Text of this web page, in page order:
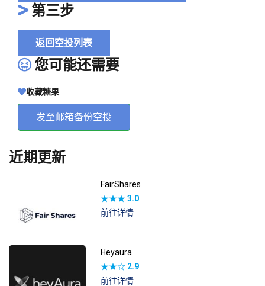
第三步
返回空投列表
您可能还需要
收藏糖果
发至邮箱备份空投
近期更新
FairShares
★★★3.0
前往详情
Heyaura
★★☆ 2.9
前往详情